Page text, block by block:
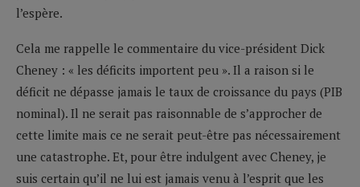
l’espère.
Cela me rappelle le commentaire du vice-président Dick
Cheney : « les déficits importent peu ». Il a raison si le
déficit ne dépasse jamais le taux de croissance du pays (PIB
nominal). Il ne serait pas raisonnable de s’approcher de
cette limite mais ce ne serait peut-être pas nécessairement
une catastrophe. Et, pour être indulgent avec Cheney, je
suis certain qu’il ne lui est jamais venu à l’esprit que les